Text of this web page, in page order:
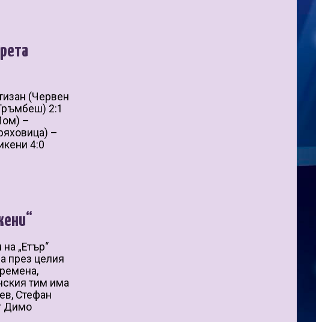
(Червен
2:1
–
–
4:0
„Етър“
през целия
тим има
Стефан
Димо